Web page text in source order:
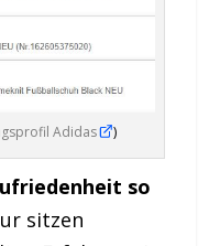
Adidas )
so
sitzen